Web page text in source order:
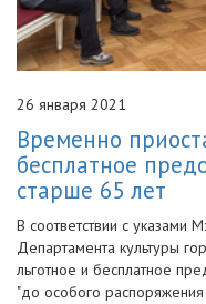
26 января 2021
Временно
бесплатное
старше 65 лет
В соответствии с
Департамента культуры
льготное и бесплатное
"до особого